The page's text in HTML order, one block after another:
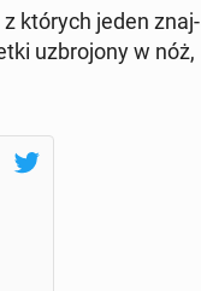
z których jeden znaj­
uzbro­jo­ny w nóż,